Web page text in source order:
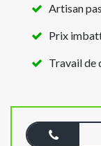
Artisan
Prix
Travail de